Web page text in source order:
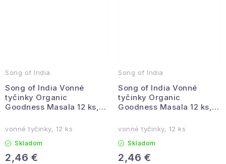
Song of India
Song of India Vonné
tyčinky Organic
Goodness Masala 12 ks,
vonné tyčinky, 12 ks
Skladom
2,46 €
Song of India
Song of India Vonné
tyčinky Organic
Goodness Masala 12 ks,
vonné tyčinky, 12 ks
Skladom
2,46 €